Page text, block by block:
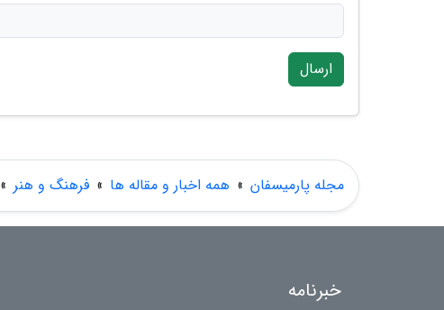
ارسال
مجله پارمیسفان » همه اخبار و مقاله ها » فرهنگ و هنر »
خبرنامه